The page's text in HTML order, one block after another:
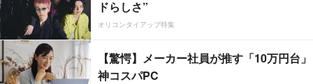
ドらしさ”
オリコンタイアップ特集
【驚愕】メーカー社員が推す「10万円台」
神コスパPC